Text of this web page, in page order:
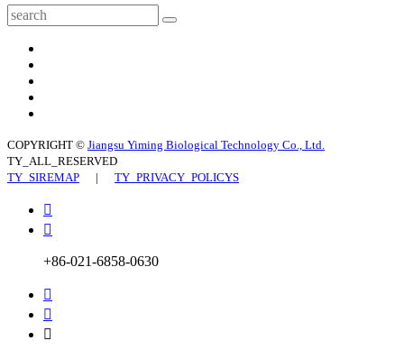
COPYRIGHT © Jiangsu Yiming Biological Technology Co., Ltd.
TY_ALL_RESERVED
TY_SIREMAP | TY_PRIVACY_POLICYS


+86-021-6858-0630


